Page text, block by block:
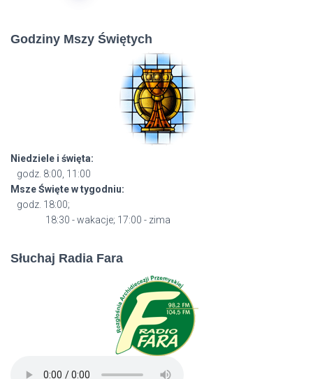
Godziny Mszy Świętych
Niedziele i święta:
godz. 8:00, 11:00
Msze Święte w tygodniu:
godz. 18:00;
18:30 - wakacje; 17:00 - zima
Słuchaj Radia Fara